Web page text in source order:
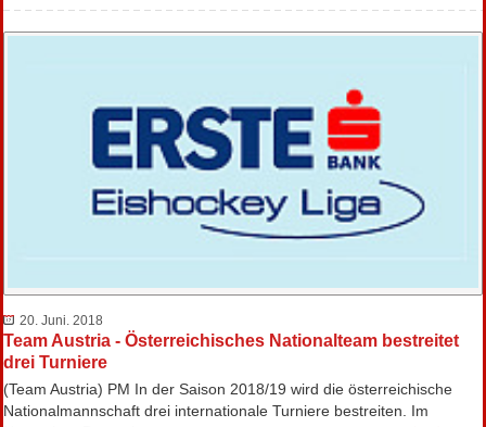
20. Juni. 2018
Team Austria - Österreichisches Nationalteam bestreitet
drei Turniere
(Team Austria) PM In der Saison 2018/19 wird die österreichische
Nationalmannschaft drei internationale Turniere bestreiten. Im